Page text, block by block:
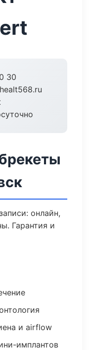
30
онлайн,
Гарантия и
и airflow
имплантов